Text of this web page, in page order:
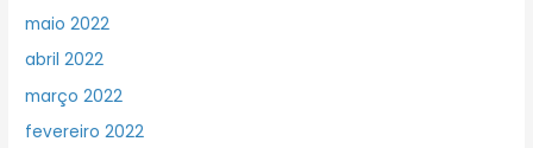
maio 2022
abril 2022
março 2022
fevereiro 2022